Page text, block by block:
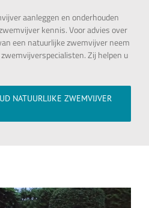
aanleggen en onderhouden
kennis. Voor advies over
een natuurlijke zwemvijver neem
Zij helpen u
NATUURLIJKE ZWEMVIJVER